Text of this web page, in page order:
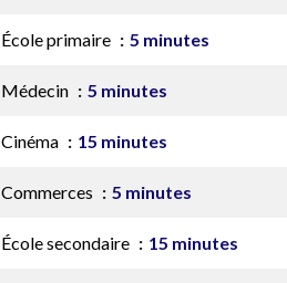
École primaire 5 minutes
Médecin 5 minutes
Cinéma 15 minutes
Commerces 5 minutes
École secondaire 15 minutes